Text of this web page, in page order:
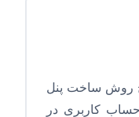
روش ساخت پنل
کاربری در